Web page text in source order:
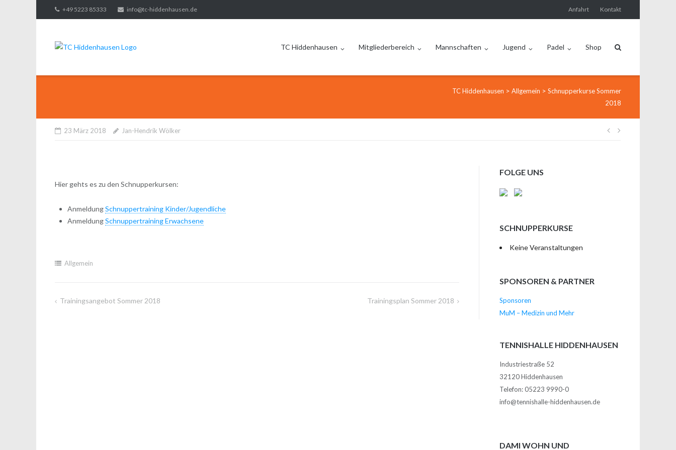
Direkt
zum
+49 5223 85333 info@tc-hiddenhausen.de Anfahrt Kontakt
TC Hiddenhausen Mitgliederbereich Mannschaften Jugend Padel Shop
TC Hiddenhausen > Allgemein > Schnupperkurse Sommer
2018
23 März 2018 Jan-Hendrik Wölker
Hier gehts es zu den Schnupperkursen:
AnmeldungSchnuppertraining Kinder/Jugendliche
AnmeldungSchnuppertraining Erwachsene
Allgemein
Beitragsnavigation
Trainingsangebot Sommer 2018 Trainingsplan Sommer 2018
FOLGE UNS
SCHNUPPERKURSE
Keine Veranstaltungen
SPONSOREN & PARTNER
Sponsoren
MuM – Medizin und Mehr
TENNISHALLE HIDDENHAUSEN
Industriestraße 52
32120 Hiddenhausen
Telefon: 05223 9990-0
info@tennishalle-hiddenhausen.de
DAMI WOHN UND